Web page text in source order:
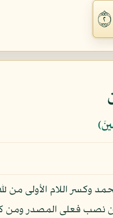
نصب فعلى المصدر ومن